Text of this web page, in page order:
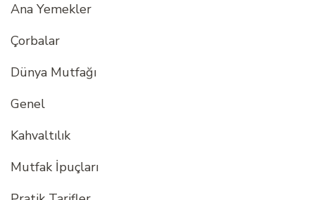
Ana Yemekler
Çorbalar
Dünya Mutfağı
Genel
Kahvaltılık
Mutfak İpuçları